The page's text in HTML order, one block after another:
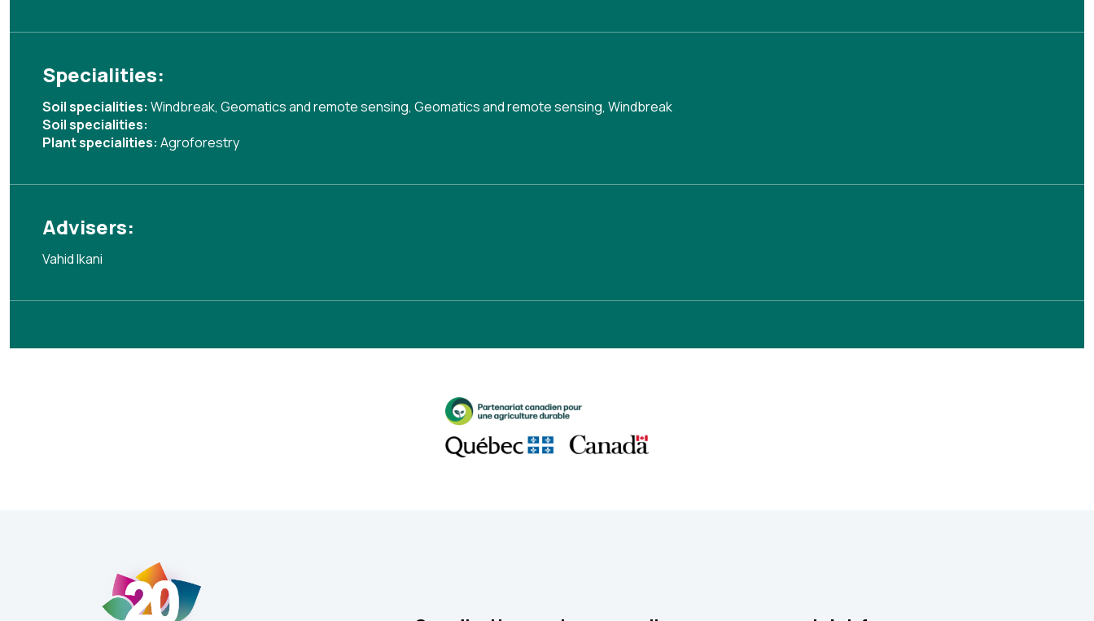
Specialities:
Soil specialities: Windbreak, Geomatics and remote sensing, Geomatics and remote sensing, Windbreak
Soil specialities:
Plant specialities: Agroforestry
Advisers:
Vahid Ikani